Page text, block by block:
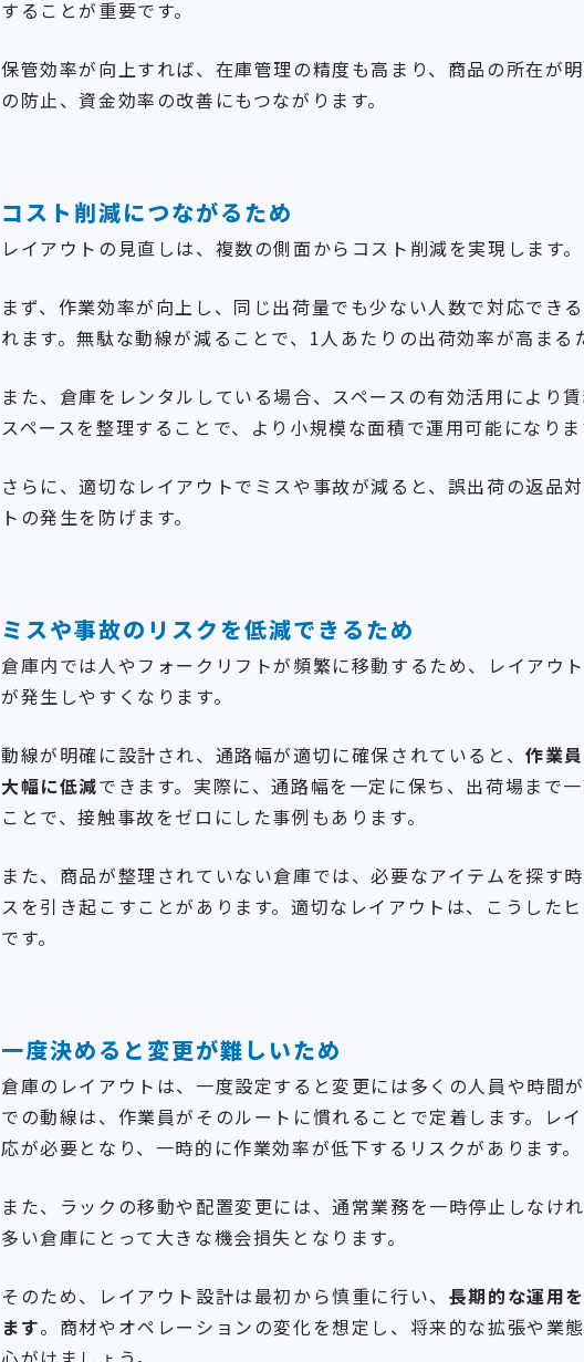
することが重要です。
保管効率が向上すれば、在庫管理の精度も高まり、商品の所在が
の防止、資金効率の改善にもつながります。
コスト削減につながるため
レイアウトの見直しは、複数の側面からコスト削減を実現します。
まず、作業効率が向上し、同じ出荷量でも少ない人数で対応でき
れます。無駄な動線が減ることで、1人あたりの出荷効率が高まる
また、倉庫をレンタルしている場合、スペースの有効活用により
スペースを整理することで、より小規模な面積で運用可能になりま
さらに、適切なレイアウトでミスや事故が減ると、誤出荷の返品
トの発生を防げます。
ミスや事故のリスクを低減できるため
倉庫内では人やフォークリフトが頻繁に移動するため、レイアウ
が発生しやすくなります。
動線が明確に設計され、通路幅が適切に確保されていると、作業
大幅に低減できます。実際に、通路幅を一定に保ち、出荷場まで
ことで、接触事故をゼロにした事例もあります。
また、商品が整理されていない倉庫では、必要なアイテムを探す
スを引き起こすことがあります。適切なレイアウトは、こうした
です。
一度決めると変更が難しいため
倉庫のレイアウトは、一度設定すると変更には多くの人員や時間
での動線は、作業員がそのルートに慣れることで定着します。レ
応が必要となり、一時的に作業効率が低下するリスクがあります。
また、ラックの移動や配置変更には、通常業務を一時停止しなけ
多い倉庫にとって大きな機会損失となります。
そのため、レイアウト設計は最初から慎重に行い、 長期的な運用
ます。商材やオペレーションの変化を想定し、将来的な拡張や業